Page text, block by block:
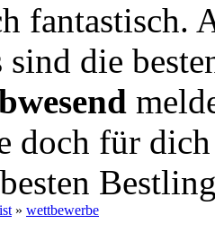
fantastisch.
sind die
doch für
» wettbewerbe